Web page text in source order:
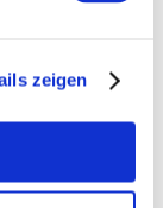
zeigen